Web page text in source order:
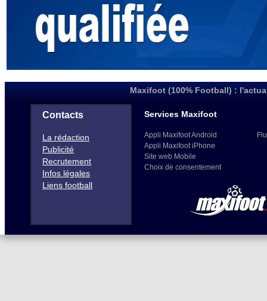
Maxifoot (100% Football) :
Contacts
La rédaction
Publicité
Recrutement
Infos légales
Liens football
Services Maxifoot
Appli Maxifoot Android
Appli Maxifoot iPhone
Site web Mobile
Choix de consentement